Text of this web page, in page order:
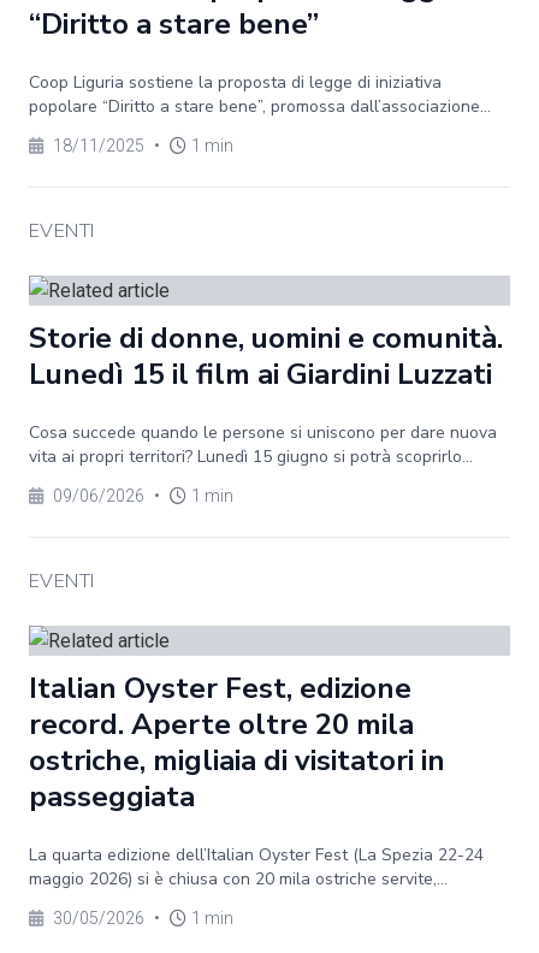
“Diritto a stare bene”
Coop Liguria sostiene la proposta di legge di iniziativa
popolare “Diritto a stare bene”, promossa dall’associazione...
18/11/2025 • 1 min
EVENTI
Storie di donne, uomini e comunità.
Lunedì 15 il film ai Giardini Luzzati
Cosa succede quando le persone si uniscono per dare nuova
vita ai propri territori? Lunedì 15 giugno si potrà scoprirlo...
09/06/2026 • 1 min
EVENTI
Italian Oyster Fest, edizione
record. Aperte oltre 20 mila
ostriche, migliaia di visitatori in
passeggiata
La quarta edizione dell’Italian Oyster Fest (La Spezia 22-24
maggio 2026) si è chiusa con 20 mila ostriche servite,...
30/05/2026 • 1 min